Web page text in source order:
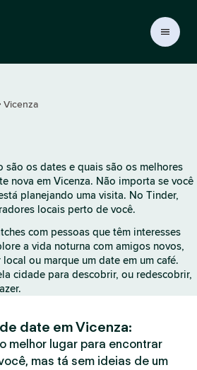
r
Vicenza
são os dates e quais são os melhores
nova em Vicenza. Não importa se você
planejando uma visita. No Tinder,
locais perto de você.
com pessoas que têm interesses
a vida noturna com amigos novos,
ou marque um date em um café.
cidade para descobrir, ou redescobrir,
date em Vicenza:
melhor lugar para encontrar
mas tá sem ideias de um